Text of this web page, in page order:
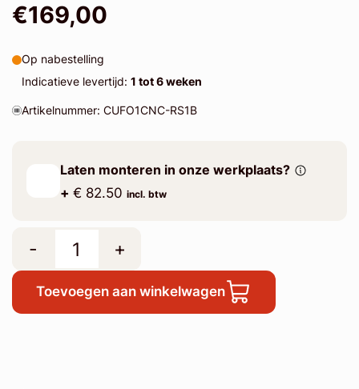
€169,00
Op nabestelling
Indicatieve levertijd: 1 tot 6 weken
Artikelnummer: CUFO1CNC-RS1B
Laten monteren in onze werkplaats?
+ € 82.50 incl. btw
- +
Toevoegen aan winkelwagen